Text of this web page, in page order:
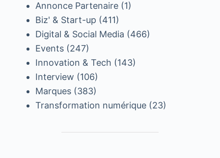
Annonce Partenaire(1)
Biz' & Start-up (411)
Digital & Social Media (466)
Events(247)
Innovation & Tech (143)
Interview (106)
Marques(383)
Transformation numérique(23)